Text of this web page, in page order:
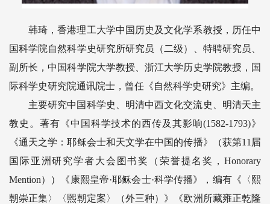
韩琦，香港理工大学中国历史及文化学系教授，历任中
国科学院自然科学史研究所研究员（二级）、特聘研究员、
副所长，中国科学院大学教授、浙江大学历史学院教授，国
际科学史研究院通讯院士，曾任《自然科学史研究》主编。
主要研究中国科学史、明清中西文化交流史、明清天主
教史。著有《中国科学技术的西传及其影响(1582-1793)》
《通天之学：耶稣会士和天文学在中国的传播》（获第11届
国际亚洲研究学者大会图书奖（荣誉提名奖，Honorary
Mention））《康熙皇帝·耶稣会士·科学传播》，编有《〈熙
朝崇正集〉〈熙朝定案〉（外三种）》《欧洲所藏雍正乾隆